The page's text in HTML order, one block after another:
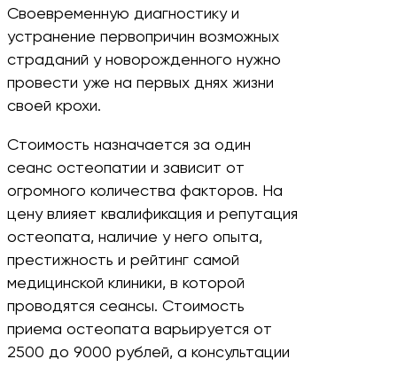
Своевременную диагностику и
устранение первопричин возможных
страданий у новорожденного нужно
провести уже на первых днях жизни
своей крохи.
Стоимость назначается за один
сеанс остеопатии и зависит от
огромного количества факторов. На
цену влияет квалификация и репутация
остеопата, наличие у него опыта,
престижность и рейтинг самой
медицинской клиники, в которой
проводятся сеансы. Стоимость
приема остеопата варьируется от
2500 до 9000 рублей, а консультации